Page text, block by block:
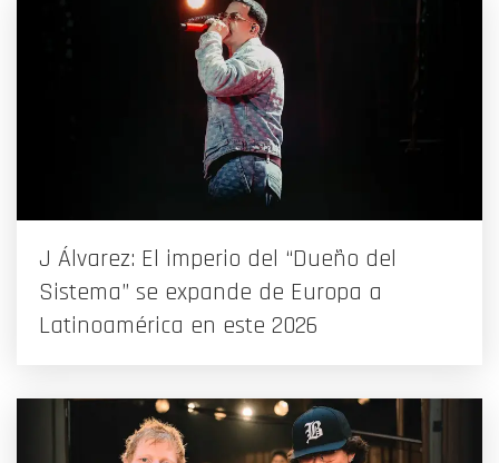
J Álvarez: El imperio del “Dueño del
Sistema” se expande de Europa a
Latinoamérica en este 2026